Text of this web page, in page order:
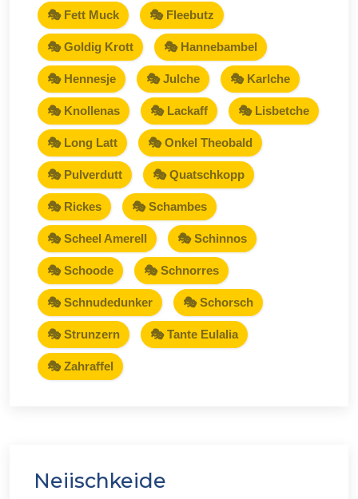
🎭 Fett Muck 🎭 Fleebutz
🎭 Goldig Krott 🎭 Hannebambel
🎭 Hennesje 🎭 Julche 🎭 Karlche
🎭 Knollenas 🎭 Lackaff 🎭 Lisbetche
🎭 Long Latt 🎭 Onkel Theobald
🎭 Pulverdutt 🎭 Quatschkopp
🎭 Rickes 🎭 Schambes
🎭 Scheel Amerell 🎭 Schinnos
🎭 Schoode 🎭 Schnorres
🎭 Schnudedunker 🎭 Schorsch
🎭 Strunzern 🎭 Tante Eulalia
🎭 Zahraffel
Neiischkeide